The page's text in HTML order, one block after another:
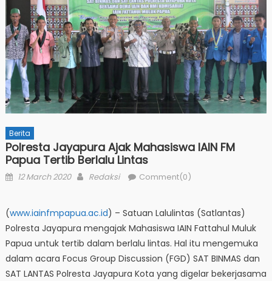
Berita
Polresta Jayapura Ajak Mahasiswa IAIN FM
Papua Tertib Berlalu Lintas
Posted
12 March 2020 Author
Redaksi Comment(0)
(www.iainfmpapua.ac.id) – Satuan Lalulintas (Satlantas)
Polresta Jayapura mengajak Mahasiswa IAIN Fattahul Muluk
Papua untuk tertib dalam berlalu lintas. Hal itu mengemuka
dalam acara Focus Group Discussion (FGD) SAT BINMAS dan
SAT LANTAS Polresta Jayapura Kota yang digelar bekerjasama